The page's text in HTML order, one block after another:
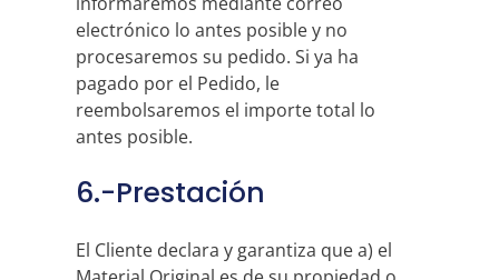
electrónico lo antes posible y no
procesaremos su pedido. Si ya ha
pagado por el Pedido, le
reembolsaremos el importe total lo
antes posible.
6.-Prestación
El Cliente declara y garantiza que a) el